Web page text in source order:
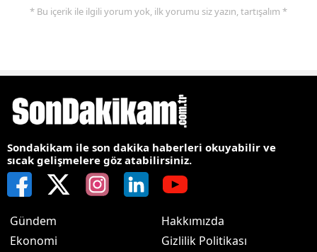
* Bu içerik ile ilgili yorum yok, ilk yorumu siz yazın, tartışalım *
Sondakikam ile son dakika haberleri okuyabilir ve
sıcak gelişmelere göz atabilirsiniz.
Gündem
Ekonomi
Hakkımızda
Gizlilik Politikası